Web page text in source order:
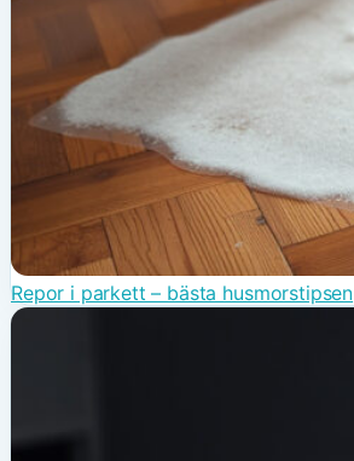
Repor i parkett – bästa husmorstipsen